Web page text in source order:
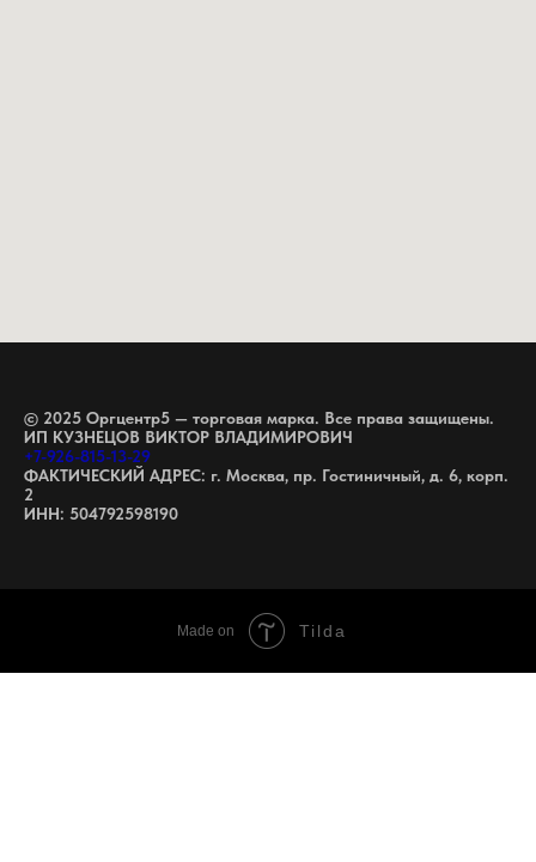
© 2025 Оргцентр5 — торговая марка. Все права защищены.
ИП КУЗНЕЦОВ ВИКТОР ВЛАДИМИРОВИЧ
+7-926-815-13-29
ФАКТИЧЕСКИЙ АДРЕС: г. Москва, пр. Гостиничный, д. 6, корп.
2
ИНН: 504792598190
Made on Tilda